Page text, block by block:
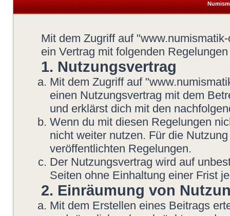
Mit dem Zugriff auf
ein Vertrag mit folgenden
1. Nutzungsvertrag
Mit dem Zugriff auf
einen Nutzungsvertrag mit dem
und erklärst dich mit den
Wenn du mit diesen Regelungen
nicht weiter nutzen. Für die
veröffentlichten Regelungen.
Der Nutzungsvertrag wird auf
Seiten ohne Einhaltung einer Frist
2. Einräumung von
Mit dem Erstellen eines Beitrags